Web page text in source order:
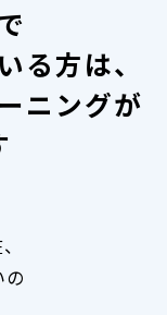
る方は、
ニングが
の